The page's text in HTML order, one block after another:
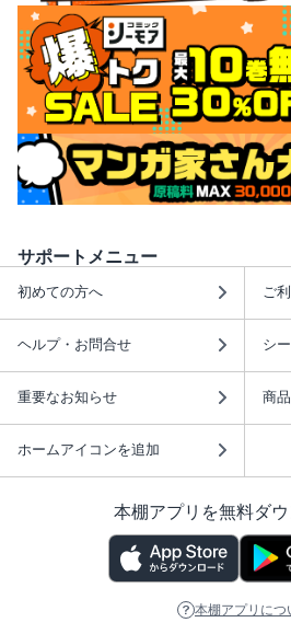
サポートメニュー
初めての方へ ご
ヘルプ・お問合せ シ
重要なお知らせ 商
ホームアイコンを追加
本棚アプリを無料ダウ
本棚アプリにつ